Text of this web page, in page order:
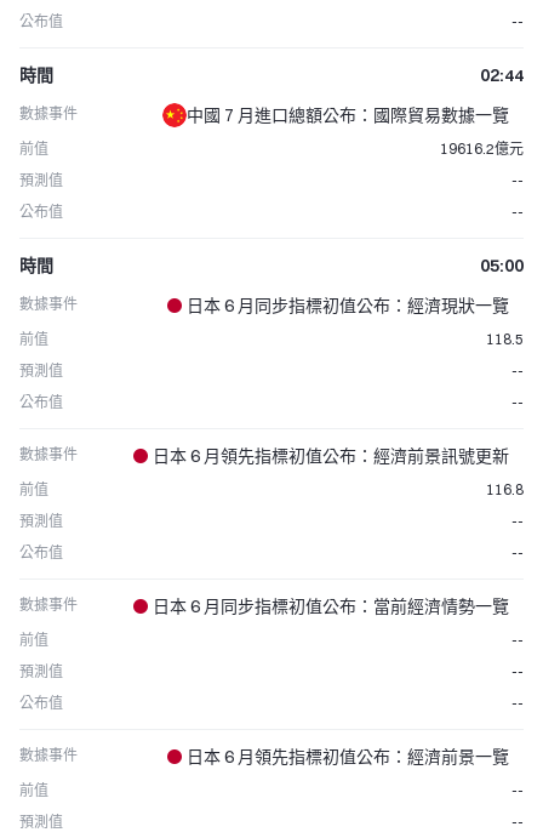
公布值
--
時間 02:44
數據事件 中國 7 月進口總額公布：國際貿易數據一覽
前值
19616.2億元
預測值
--
公布值
--
時間 05:00
數據事件 日本 6 月同步指標初值公布：經濟現狀一覽
前值
118.5
預測值
--
公布值
--
數據事件 日本 6 月領先指標初值公布：經濟前景訊號更新
前值
116.8
預測值
--
公布值
--
數據事件 日本 6 月同步指標初值公布：當前經濟情勢一覽
前值
--
預測值
--
公布值
--
數據事件 日本 6 月領先指標初值公布：經濟前景一覽
前值
--
預測值
--